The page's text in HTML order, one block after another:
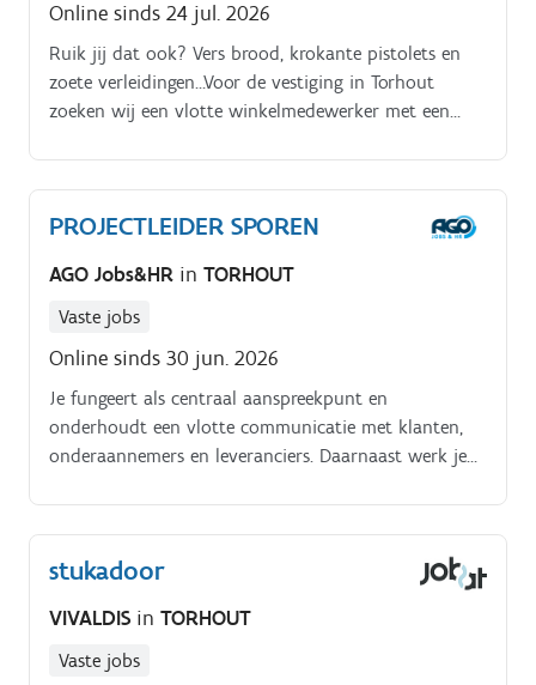
Online sinds 24 jul. 2026
Ruik jij dat ook? Vers brood, krokante pistolets en
zoete verleidingen…Voor de vestiging in Torhout
zoeken wij een vlotte winkelmedewerker met een
PROJECTLEIDER SPOREN
AGO Jobs&HR in TORHOUT
Vaste jobs
Online sinds 30 jun. 2026
Je fungeert als centraal aanspreekpunt en
onderhoudt een vlotte communicatie met klanten,
onderaannemers en leveranciers. Daarnaast werk je
projectondersteuning, coördineer je onderaannemers
en zie je strikt toe op veiligheid en correcte
uitvoering.
stukadoor
VIVALDIS in TORHOUT
Vaste jobs